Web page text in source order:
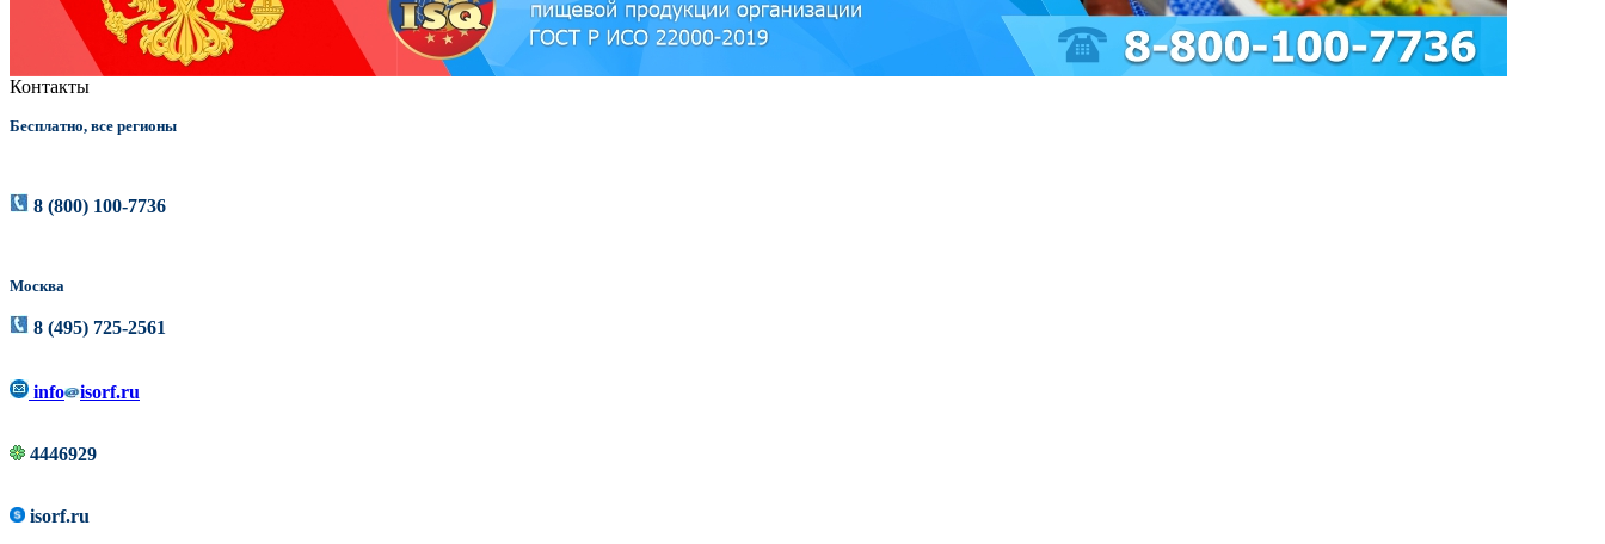
Контакты
Бесплатно, все регионы
8 (800) 100-7736
Москва
8 (495) 725-2561
info isorf.ru
4446929
isorf.ru